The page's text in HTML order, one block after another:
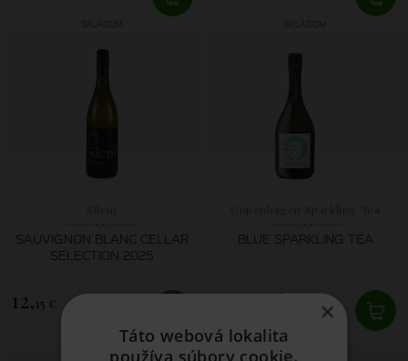
SKLADOM SKLADOM
SAUVIGNON BLANC CELLAR
SELECTION 2025
12,15 €
BLUE SPARKLING TEA
20,
SKLADOM
×
Táto webová lokalita
používa súbory cookie.